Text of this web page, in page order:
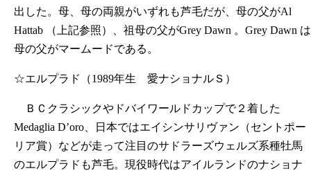
出した。母、母の両親がいずれも芦毛だが、母の父がAl
Hattab （上記参照）、祖母の父がGrey Dawn 。Grey Dawn は
母の父がマームードである。
☆エルプラド（1989年生 愛ナショナルＳ）
ＢＣクラシックやドバイワールドカップで２着した
Medaglia D’oro、日本ではエイシンサリヴァン（セントポー
リア賞）などが走って注目のサドラーズウェルズ系種牡馬
のエルプラドも芦毛。現役時代はアイルランドのナショナ